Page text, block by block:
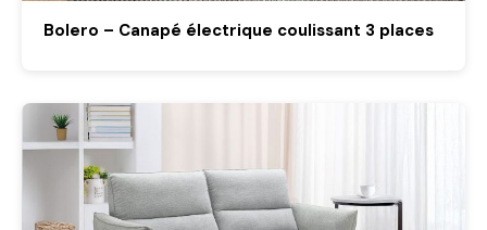
Bolero – Canapé électrique coulissant 3 places